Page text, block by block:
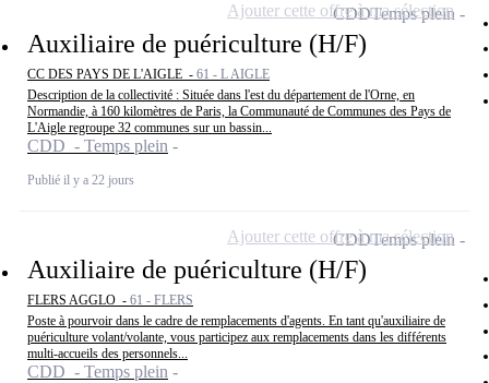
Auxiliaire de puériculture (H/F)
CC DES PAYS DE L'AIGLE - 61 - L AIGLE
Description de la collectivité : Située dans l'est du département de l'Orne, en
Normandie, à 160 kilomètres de Paris, la Communauté de Communes des Pays de
L'Aigle regroupe 32 communes sur un bassin...
CDD - Temps plein
Publié il y a 22 jours
CDDTemps plein
Ajouter cette offre à ma sélection
Auxiliaire de puériculture (H/F)
FLERS AGGLO - 61 - FLERS
Poste à pourvoir dans le cadre de remplacements d'agents. En tant qu'auxiliaire de
puériculture volant/volante, vous participez aux remplacements dans les différents
multi-accueils des personnels...
CDD - Temps plein
CDDTemps plein
Ajouter cette offre à ma sélection